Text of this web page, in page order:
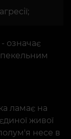
означає
ламає на
живої
несе в